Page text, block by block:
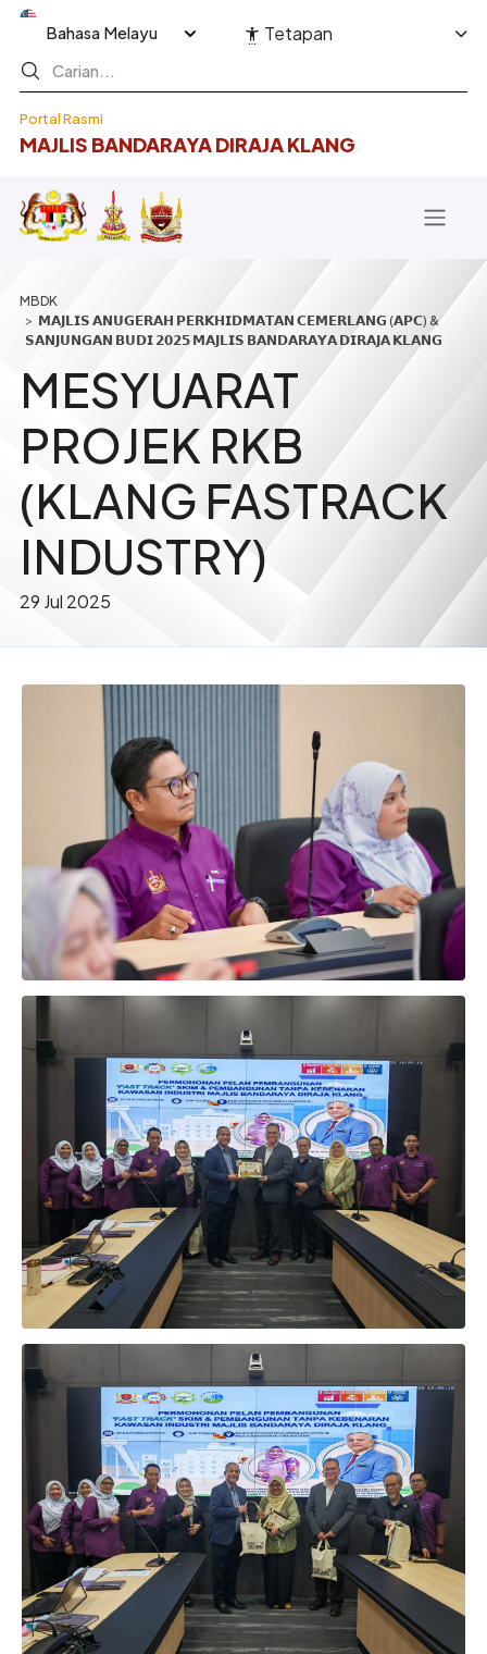
Langkau ke kandungan utama
Portal Rasmi
MAJLIS BANDARAYA DIRAJA KLANG
Select your language Tetapan
Breadcrumb
𝗠𝗔𝗝𝗟𝗜𝗦 𝗔𝗡𝗨𝗚𝗘𝗥𝗔𝗛 𝗣𝗘𝗥𝗞𝗛𝗜𝗗𝗠𝗔𝗧𝗔𝗡 𝗖𝗘𝗠𝗘𝗥𝗟𝗔𝗡𝗚 (𝗔𝗣𝗖) &
𝗦𝗔𝗡𝗝𝗨𝗡𝗚𝗔𝗡 𝗕𝗨𝗗𝗜 𝟮𝟬𝟮𝟱 𝗠𝗔𝗝𝗟𝗜𝗦 𝗕𝗔𝗡𝗗𝗔𝗥𝗔𝗬𝗔 𝗗𝗜𝗥𝗔𝗝𝗔 𝗞𝗟𝗔𝗡𝗚
MESYUARAT
PROJEK RKB
(KLANG FASTRACK
INDUSTRY)
29 Jul 2025